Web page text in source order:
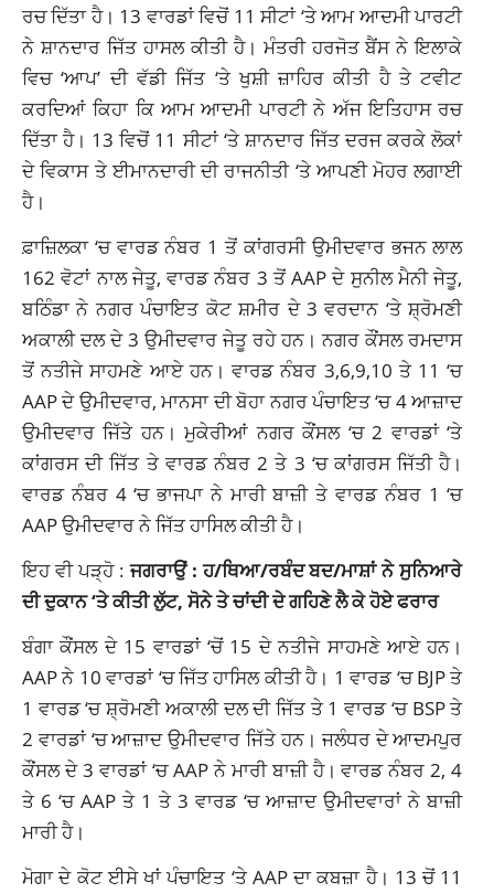
ਰਚ ਦਿੱਤਾ ਹੈ। 13 ਵਾਰਡਾਂ ਵਿਚੋਂ 11 ਸੀਟਾਂ ‘ਤੇ ਆਮ ਆਦਮੀ ਪਾਰਟੀ
ਨੇ ਸ਼ਾਨਦਾਰ ਜਿੱਤ ਹਾਸਲ ਕੀਤੀ ਹੈ। ਮੰਤਰੀ ਹਰਜੋਤ ਬੈਂਸ ਨੇ ਇਲਾਕੇ
ਵਿਚ ‘ਆਪ’ ਦੀ ਵੱਡੀ ਜਿੱਤ ‘ਤੇ ਖੁਸ਼ੀ ਜ਼ਾਹਿਰ ਕੀਤੀ ਹੈ ਤੇ ਟਵੀਟ
ਕਰਦਿਆਂ ਕਿਹਾ ਕਿ ਆਮ ਆਦਮੀ ਪਾਰਟੀ ਨੇ ਅੱਜ ਇਤਿਹਾਸ ਰਚ
ਦਿੱਤਾ ਹੈ। 13 ਵਿਚੋਂ 11 ਸੀਟਾਂ ‘ਤੇ ਸ਼ਾਨਦਾਰ ਜਿੱਤ ਦਰਜ ਕਰਕੇ ਲੋਕਾਂ
ਦੇ ਵਿਕਾਸ ਤੇ ਈਮਾਨਦਾਰੀ ਦੀ ਰਾਜਨੀਤੀ ‘ਤੇ ਆਪਣੀ ਮੋਹਰ ਲਗਾਈ
ਹੈ।
ਫ਼ਾਜ਼ਿਲਕਾ ‘ਚ ਵਾਰਡ ਨੰਬਰ 1 ਤੋਂ ਕਾਂਗਰਸੀ ਉਮੀਦਵਾਰ ਭਜਨ ਲਾਲ
162 ਵੋਟਾਂ ਨਾਲ ਜੇਤੂ, ਵਾਰਡ ਨੰਬਰ 3 ਤੋਂ AAP ਦੇ ਸੁਨੀਲ ਮੈਨੀ ਜੇਤੂ,
ਬਠਿੰਡਾ ਨੇ ਨਗਰ ਪੰਚਾਇਤ ਕੋਟ ਸ਼ਮੀਰ ਦੇ 3 ਵਰਦਾਨ ‘ਤੇ ਸ਼੍ਰੋਮਣੀ
ਅਕਾਲੀ ਦਲ ਦੇ 3 ਉਮੀਦਵਾਰ ਜੇਤੂ ਰਹੇ ਹਨ। ਨਗਰ ਕੌਂਸਲ ਰਮਦਾਸ
ਤੋਂ ਨਤੀਜੇ ਸਾਹਮਣੇ ਆਏ ਹਨ। ਵਾਰਡ ਨੰਬਰ 3,6,9,10 ਤੇ 11 ‘ਚ
AAP ਦੇ ਉਮੀਦਵਾਰ, ਮਾਨਸਾ ਦੀ ਬੋਹਾ ਨਗਰ ਪੰਚਾਇਤ ‘ਚ 4 ਆਜ਼ਾਦ
ਉਮੀਦਵਾਰ ਜਿੱਤੇ ਹਨ। ਮੁਕੇਰੀਆਂ ਨਗਰ ਕੌਂਸਲ ‘ਚ 2 ਵਾਰਡਾਂ ‘ਤੇ
ਕਾਂਗਰਸ ਦੀ ਜਿੱਤ ਤੇ ਵਾਰਡ ਨੰਬਰ 2 ਤੇ 3 ‘ਚ ਕਾਂਗਰਸ ਜਿੱਤੀ ਹੈ।
ਵਾਰਡ ਨੰਬਰ 4 ‘ਚ ਭਾਜਪਾ ਨੇ ਮਾਰੀ ਬਾਜ਼ੀ ਤੇ ਵਾਰਡ ਨੰਬਰ 1 ‘ਚ
AAP ਉਮੀਦਵਾਰ ਨੇ ਜਿੱਤ ਹਾਸਿਲ ਕੀਤੀ ਹੈ।
ਇਹ ਵੀ ਪੜ੍ਹੋ :ਜਗਰਾਉਂ : ਹ/ਥਿਆ/ਰਬੰਦ ਬਦ/ਮਾਸ਼ਾਂ ਨੇ ਸੁਨਿਆਰੇ
ਦੀ ਦੁਕਾਨ ‘ਤੇ ਕੀਤੀ ਲੁੱਟ, ਸੋਨੇ ਤੇ ਚਾਂਦੀ ਦੇ ਗਹਿਣੇ ਲੈ ਕੇ ਹੋਏ ਫਰਾਰ
ਬੰਗਾ ਕੌਂਸਲ ਦੇ 15 ਵਾਰਡਾਂ ‘ਚੋਂ 15 ਦੇ ਨਤੀਜੇ ਸਾਹਮਣੇ ਆਏ ਹਨ।
AAP ਨੇ 10 ਵਾਰਡਾਂ ‘ਚ ਜਿੱਤ ਹਾਸਿਲ ਕੀਤੀ ਹੈ। 1 ਵਾਰਡ ‘ਚ BJP ਤੇ
1 ਵਾਰਡ ‘ਚ ਸ਼੍ਰੋਮਣੀ ਅਕਾਲੀ ਦਲ ਦੀ ਜਿੱਤ ਤੇ 1 ਵਾਰਡ ‘ਚ BSP ਤੇ
2 ਵਾਰਡਾਂ ‘ਚ ਆਜ਼ਾਦ ਉਮੀਦਵਾਰ ਜਿੱਤੇ ਹਨ। ਜਲੰਧਰ ਦੇ ਆਦਮਪੁਰ
ਕੌਂਸਲ ਦੇ 3 ਵਾਰਡਾਂ ‘ਚ AAP ਨੇ ਮਾਰੀ ਬਾਜ਼ੀ ਹੈ। ਵਾਰਡ ਨੰਬਰ 2, 4
ਤੇ 6 ‘ਚ AAP ਤੇ 1 ਤੇ 3 ਵਾਰਡ ‘ਚ ਆਜ਼ਾਦ ਉਮੀਦਵਾਰਾਂ ਨੇ ਬਾਜ਼ੀ
ਮਾਰੀ ਹੈ।
ਮੋਗਾ ਦੇ ਕੋਟ ਈਸੇ ਖਾਂ ਪੰਚਾਇਤ ‘ਤੇ AAP ਦਾ ਕਬਜ਼ਾ ਹੈ। 13 ਚੋਂ 11